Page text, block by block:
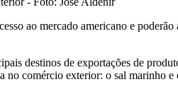
ao mercado americano e
destinos de exportações de
no comércio exterior: o sal marinho e